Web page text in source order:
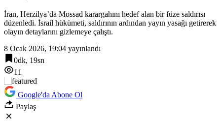
İran, Herzilya’da Mossad karargahını hedef alan bir füze saldırısı
düzenledi. İsrail hükümeti, saldırının ardından yayın yasağı getirerek
olayın detaylarını gizlemeye çalıştı.
8 Ocak 2026, 19:04 yayınlandı
0dk, 19sn
11
Google'da Abone Ol
Paylaş